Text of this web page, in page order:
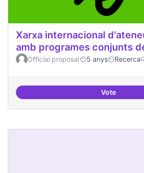
Xarxa internacional
amb programes conjunts
Official proposal 5 anys Recerca
VoteXarxa